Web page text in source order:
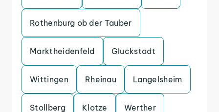
Rothenburg ob der Tauber
Marktheidenfeld Gluckstadt
Wittingen Rheinau Langelsheim
Stollberg Klotze Werther